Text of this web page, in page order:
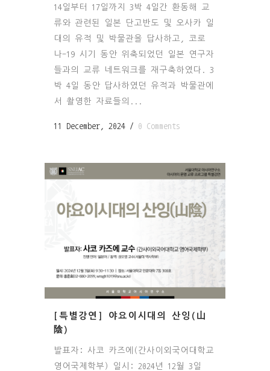
14일부터 17일까지 3박 4일간 환동해 교
류와 관련된 일본 단고반도 및 오사카 일
대의 유적 및 박물관을 답사하고, 코로
나-19 시기 동안 위축되었던 일본 연구자
들과의 교류 네트워크를 재구축하였다. 3
박 4일 동안 답사하였던 유적과 박물관에
서 촬영한 자료들의...
11 December, 2024 / 0 Comments
[특별강연] 야요이시대의 산잉(山
陰)
발표자: 사코 카즈에(간사이외국어대학교
영어국제학부) 일시: 2024년 12월 3일